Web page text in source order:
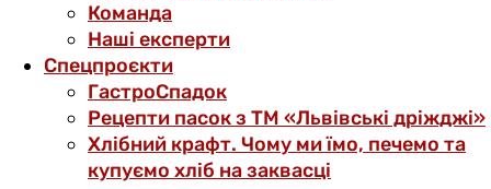
Команда
Наші експерти
Спецпроєкти
ГастроСпадок
Рецепти пасок з ТМ «Львівські дріжджі»
Хлібний крафт. Чому ми їмо, печемо та
купуємо хліб на заквасці